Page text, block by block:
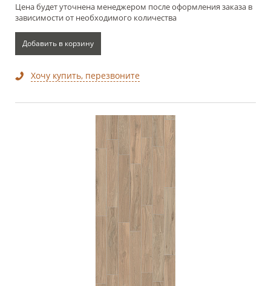
Цена будет уточнена менеджером после оформления заказа в
зависимости от необходимого количества
Добавить в корзину
Хочу купить, перезвоните